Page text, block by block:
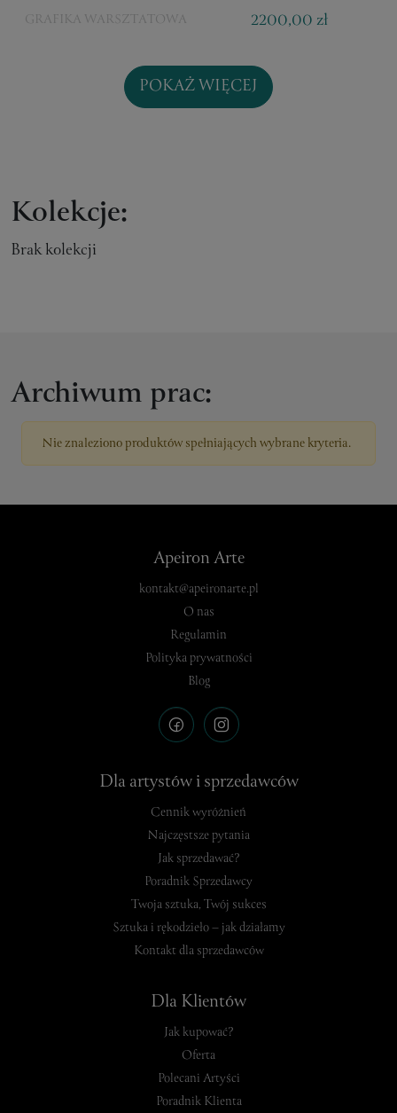
GRAFIKA WARSZTATOWA 2200,00 zł
POKAŻ WIĘCEJ
Kolekcje:
Brak kolekcji
Archiwum prac:
Nie znaleziono produktów spełniających wybrane kryteria.
Apeiron Arte
kontakt@apeironarte.pl
O nas
Regulamin
Polityka prywatności
Blog
Dla artystów i sprzedawców
Cennik wyróżnień
Najczęstsze pytania
Jak sprzedawać?
Poradnik Sprzedawcy
Twoja sztuka, Twój sukces
Sztuka i rękodzieło – jak działamy
Kontakt dla sprzedawców
Dla Klientów
Jak kupować?
Oferta
Polecani Artyści
Poradnik Klienta